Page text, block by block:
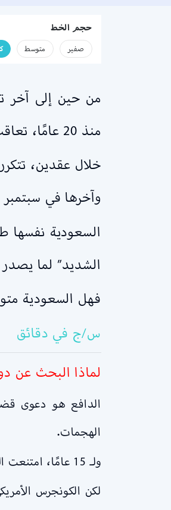
حجم الخط
صفير متوسط
منذ 20 عامًا، تعاقب خلالها أربعة رؤساء، من الحزبين الأساسيين… والدليل: “التقارير السرية”.
خلال عقدين،
وآخرها في سبتمبر 2021. والنتيجة: “لا دليل”..
الشديد” لما يصدر
فهل السعودية متورطة في
س/ج في دقائق
لماذا البحث عن دور
الهجمات.
ولـ 15 عامًا، امتنعت المحاكم الأمريكية عن قبول الدعاوى بسبب “الحصانة السيادية” التي تحمي الحكومات الأجنبية.